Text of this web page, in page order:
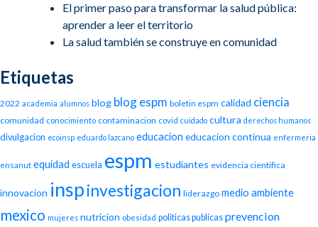
El primer paso para transformar la salud pública:
aprender a leer el territorio
La salud también se construye en comunidad
Etiquetas
2022 academia alumnos blog blog espm boletin espm calidad ciencia
comunidad conocimiento contaminacion covid cuidado cultura derechos humanos
divulgacion ecoinsp eduardo lazcano educacion educacion continua enfermeria
ensanut equidad escuela espm estudiantes evidencia cientifica
innovacion inspinvestigacion liderazgo medio ambiente
mexico mujeres nutricion obesidad politicas publicas prevencion